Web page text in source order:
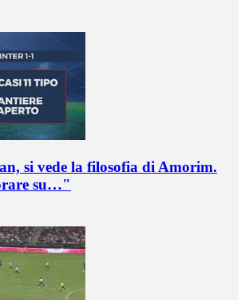
si vede la filosofia di Amorim.
su…"